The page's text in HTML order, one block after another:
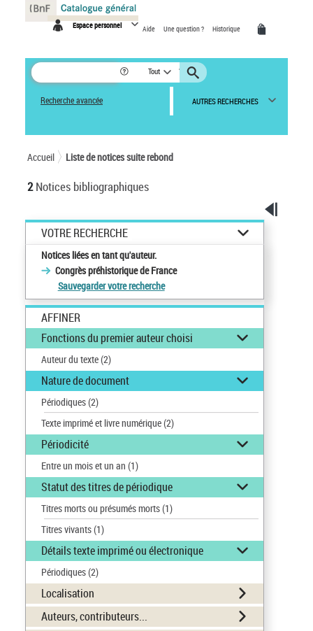
Espace personnel Aide Une question ? Historique
Tout
Recherche avancée AUTRES RECHERCHES
Accueil Liste de notices suite rebond
2Notices bibliographiques
VOTRE RECHERCHE
Notices liées en tant qu'auteur.
Congrès préhistorique de France
Sauvegarder votre recherche
AFFINER
Fonctions du premier auteur choisi
Auteur du texte(2)
Nature de document
Périodiques(2)
Texte imprimé et livre numérique(2)
Périodicité
Entre un mois et un an (1)
Statut des titres de périodique
Titres morts ou présumés morts(1)
Titres vivants(1)
Détails texte imprimé ou électronique
Périodiques(2)
Localisation
Auteurs, contributeurs...
Panneau de gestion des cookies